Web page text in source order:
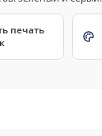
печать